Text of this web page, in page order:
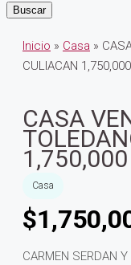
Buscar
Inicio » Casa »
CULIACAN
CASA
Casa
$
CARMEN SERDAN